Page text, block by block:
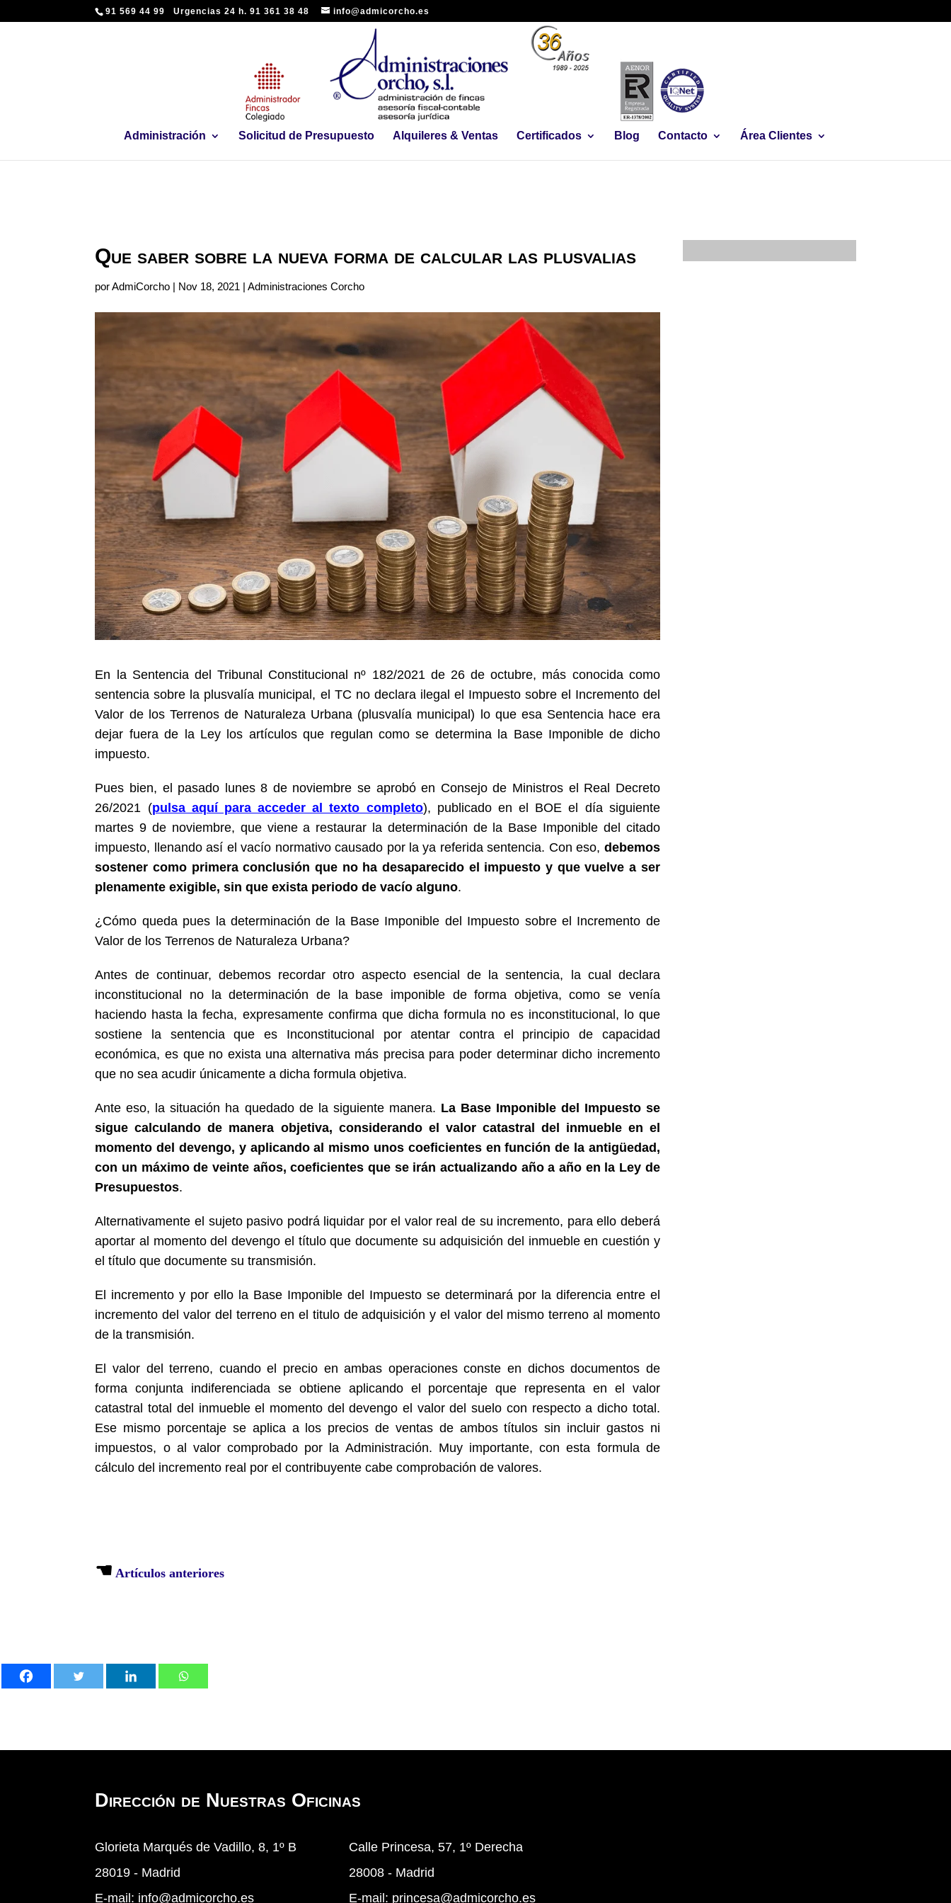
91 569 44 99 Urgencias 24 h. 91 361 38 48 info@admicorcho.es
Administración Solicitud de Presupuesto Alquileres & Ventas Certificados Blog Contacto Área Clientes
Que saber sobre la nueva forma de calcular las plusvalias
porAdmiCorcho | Nov 18, 2021 |Administraciones Corcho
En la Sentencia del Tribunal Constitucional nº 182/2021 de 26 de octubre, más conocida como
sentencia sobre la plusvalía municipal, el TC no declara ilegal el Impuesto sobre el Incremento del
Valor de los Terrenos de Naturaleza Urbana (plusvalía municipal) lo que esa Sentencia hace era
dejar fuera de la Ley los artículos que regulan como se determina la Base Imponible de dicho
impuesto.
Pues bien, el pasado lunes 8 de noviembre se aprobó en Consejo de Ministros el Real Decreto
26/2021 (pulsa aquí para acceder al texto completo), publicado en el BOE el día siguiente
martes 9 de noviembre, que viene a restaurar la determinación de la Base Imponible del citado
impuesto, llenando así el vacío normativo causado por la ya referida sentencia. Con eso, debemos
sostener como primera conclusión que no ha desaparecido el impuesto y que vuelve a ser
plenamente exigible, sin que exista periodo de vacío alguno.
¿Cómo queda pues la determinación de la Base Imponible del Impuesto sobre el Incremento de
Valor de los Terrenos de Naturaleza Urbana?
Antes de continuar, debemos recordar otro aspecto esencial de la sentencia, la cual declara
inconstitucional no la determinación de la base imponible de forma objetiva, como se venía
haciendo hasta la fecha, expresamente confirma que dicha formula no es inconstitucional, lo que
sostiene la sentencia que es Inconstitucional por atentar contra el principio de capacidad
económica, es que no exista una alternativa más precisa para poder determinar dicho incremento
que no sea acudir únicamente a dicha formula objetiva.
Ante eso, la situación ha quedado de la siguiente manera. La Base Imponible del Impuesto se
sigue calculando de manera objetiva, considerando el valor catastral del inmueble en el
momento del devengo, y aplicando al mismo unos coeficientes en función de la antigüedad,
con un máximo de veinte años, coeficientes que se irán actualizando año a año en la Ley de
Presupuestos.
Alternativamente el sujeto pasivo podrá liquidar por el valor real de su incremento, para ello deberá
aportar al momento del devengo el título que documente su adquisición del inmueble en cuestión y
el título que documente su transmisión.
El incremento y por ello la Base Imponible del Impuesto se determinará por la diferencia entre el
incremento del valor del terreno en el titulo de adquisición y el valor del mismo terreno al momento
de la transmisión.
El valor del terreno, cuando el precio en ambas operaciones conste en dichos documentos de
forma conjunta indiferenciada se obtiene aplicando el porcentaje que representa en el valor
catastral total del inmueble el momento del devengo el valor del suelo con respecto a dicho total.
Ese mismo porcentaje se aplica a los precios de ventas de ambos títulos sin incluir gastos ni
impuestos, o al valor comprobado por la Administración. Muy importante, con esta formula de
cálculo del incremento real por el contribuyente cabe comprobación de valores.
☚ Artículos anteriores
Dirección de Nuestras Oficinas
Glorieta Marqués de Vadillo, 8, 1º B
28019 - Madrid
E-mail: info@admicorcho.es
Calle Princesa, 57, 1º Derecha
28008 - Madrid
E-mail: princesa@admicorcho.es